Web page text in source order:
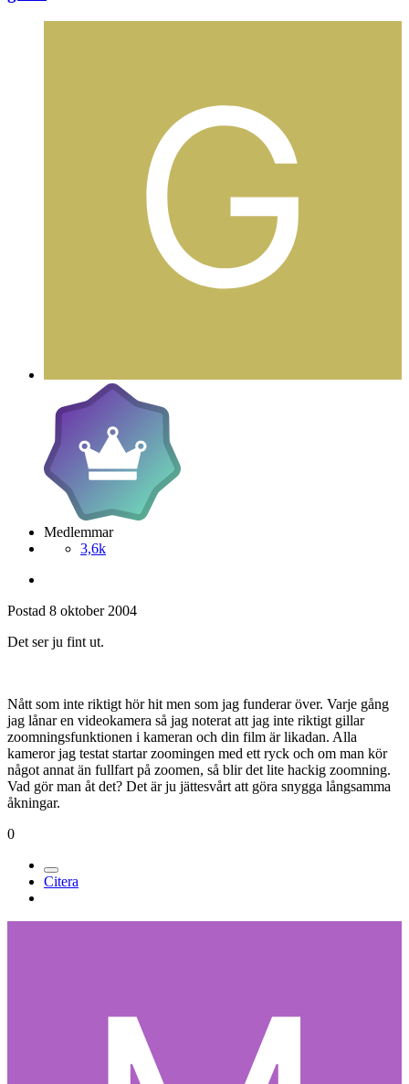
Medlemmar
3,6k
Postad 8 oktober 2004
Det ser ju fint ut.
Nått som inte riktigt hör hit men som jag funderar över. Varje gång
jag lånar en videokamera så jag noterat att jag inte riktigt gillar
zoomningsfunktionen i kameran och din film är likadan. Alla
kameror jag testat startar zoomingen med ett ryck och om man kör
något annat än fullfart på zoomen, så blir det lite hackig zoomning.
Vad gör man åt det? Det är ju jättesvårt att göra snygga långsamma
åkningar.
0
Citera